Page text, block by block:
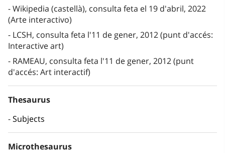
Wikipedia (castellà), consulta feta el 19 d'abril, 2022
(Arte interactivo)
LCSH, consulta feta l'11 de gener, 2012 (punt d'accés:
Interactive art)
RAMEAU, consulta feta l'11 de gener, 2012 (punt
d'accés: Art interactif)
Thesaurus
Subjects
Microthesaurus